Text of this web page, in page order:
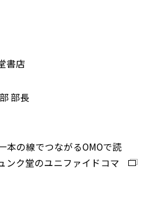
書店
部長
本の線でつながるOMOで読
ンク堂のユニファイドコマ